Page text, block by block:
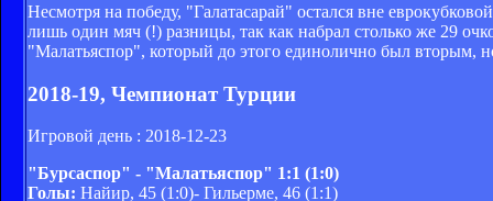
Несмотря на победу, "Галатасарай" остался вне
лишь один мяч (!) разницы, так как набрал столько же 29
"Малатьяспор", который до этого единолично был вторым,
2018-19, Чемпионат Турции
Игровой день : 2018-12-23
"Бурсаспор" - "Малатьяспор" 1:1 (1:0)
Голы: Найир, 45 (1:0)- Гильерме, 46 (1:1)